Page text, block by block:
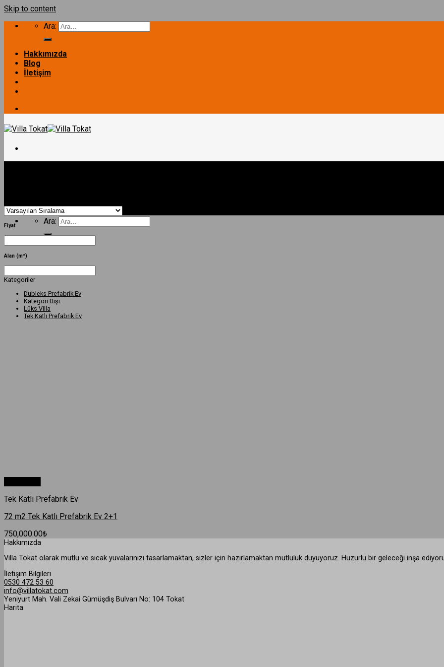
Skip to content
Ara:
Hakkımızda
Blog
İletişim
İLETİŞİM
Ara:
Fiyat
Alan (m²)
Kategoriler
Dubleks Prefabrik Ev
Kategori Dışı
Lüks Villa
Tek Katlı Prefabrik Ev
Tek Katlı Prefabrik Ev
72 m2 Tek Katlı Prefabrik Ev 2+1
750,000.00₺
Hakkımızda
Villa Tokat olarak mutlu ve sıcak yuvalarınızı tasarlamaktan; sizler için hazırlamaktan mutluluk duyuyoruz. Huzurlu bir geleceği inşa
İletişim Bilgileri
0530 472 53 60
info@villatokat.com
Yeniyurt Mah. Vali Zekai Gümüşdiş Bulvarı No: 104 Tokat
Harita